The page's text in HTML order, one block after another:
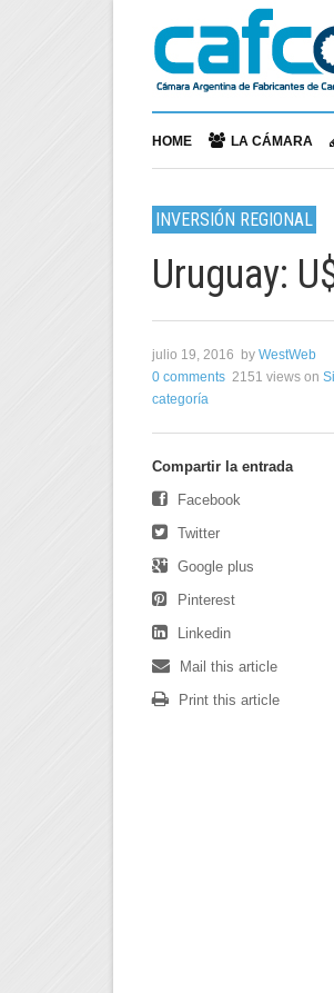
HOME LA CÁMARA
INVERSIÓN REGIONAL
Uruguay:
julio 19, 2016 by WestWeb
0 comments 2151 views on
categoría
Compartir la entrada
Facebook
Twitter
Google plus
Pinterest
Linkedin
Mail this article
Print this article